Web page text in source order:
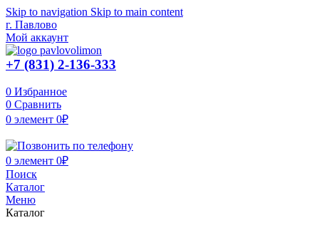
Skip to navigation Skip to main content
г. Павлово
Мой аккаунт
+7 (831) 2-136-333
0 Избранное
0 Сравнить
0 элемент 0₽
0 элемент 0₽
Поиск
Каталог
Меню
Каталог